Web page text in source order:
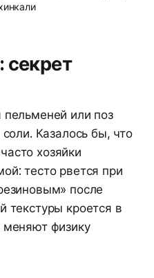
секрет
пельменей или поз
Казалось бы, что
хозяйки
тесто рвется при
после
текстуры кроется в
меняют физику